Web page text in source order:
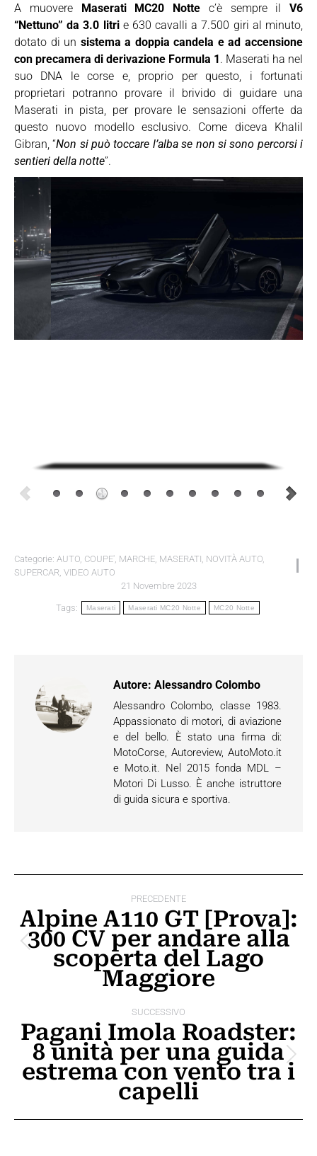
A muovere Maserati MC20 Notte c’è sempre il V6
“Nettuno” da 3.0 litrie 630 cavalli a 7.500 giri al minuto,
dotato di un sistema a doppia candela e ad accensione
con precamera di derivazione Formula 1. Maserati ha nel
suo DNA le corse e, proprio per questo, i fortunati
proprietari potranno provare il brivido di guidare una
Maserati in pista, per provare le sensazioni offerte da
questo nuovo modello esclusivo. Come diceva Khalil
Gibran, “Non si può toccare l’alba se non si sono percorsi i
sentieri della notte”.
Categorie: AUTO, COUPE', MARCHE, MASERATI, NOVITÀ AUTO,
SUPERCAR, VIDEO AUTO
21 Novembre 2023
Tags: Maserati Maserati MC20 Notte MC20 Notte
Autore: Alessandro Colombo
Alessandro Colombo, classe 1983.
Appassionato di motori, di aviazione
e del bello. È stato una firma di:
MotoCorse, Autoreview, AutoMoto.it
e Moto.it. Nel 2015 fonda MDL –
Motori Di Lusso. È anche istruttore
di guida sicura e sportiva.
tra
PRECEDENTE
Post
precedente:
Alpine A110 GT [Prova]:
300 CV per andare alla
scoperta del Lago
Maggiore
SUCCESSIVO
Prossimo
post:
Pagani Imola Roadster:
8 unità per una guida
estrema con vento tra i
capelli